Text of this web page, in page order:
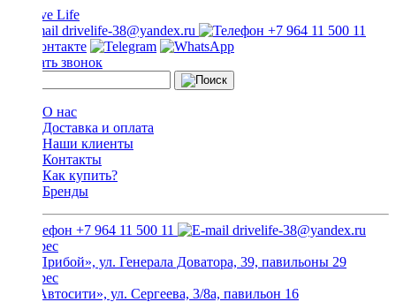
drivelife-38@yandex.ru +7 964 11 500 11
Заказать звонок
О нас
Доставка и оплата
Наши клиенты
Контакты
Как купить?
Бренды
+7 964 11 500 11 drivelife-38@yandex.ru
ТЦ «Прибой», ул. Генерала Доватора, 39, павильоны 29
ТЦ «Автосити», ул. Сергеева, 3/8а, павильон 16